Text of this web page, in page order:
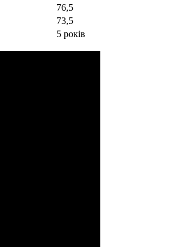
76,5
73,5
5 років